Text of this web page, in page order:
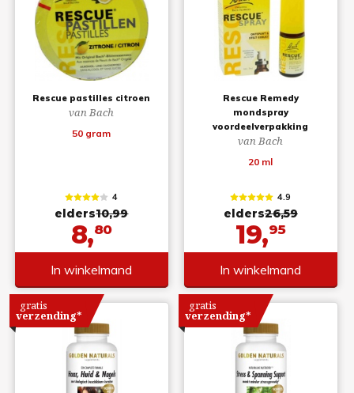
Rescue pastilles citroen
van Bach
50 gram
4
elders10,99
8,80
In winkelmand
Rescue Remedy
mondspray
voordeelverpakking
van Bach
20 ml
4.9
elders26,59
19,95
In winkelmand
gratis
verzending*
gratis
verzending*